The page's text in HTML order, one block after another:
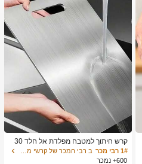
קרש חיתוך למטבח מפלדת אל חלד 30
4, מתאים לחיתוך בשר, פירות וירקות, קל
לניקוי, לבישול ביתי
1# רבי מכר
600+ נמכר